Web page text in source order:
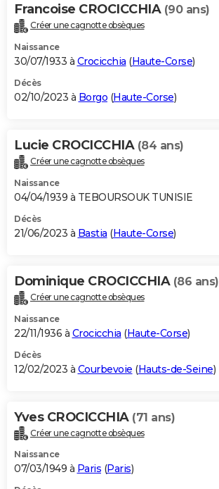
Carte de Noël
Carte Bonne année
Carte Saint-Valentin
Carte Pâques
Carte d'anniversaire
DICTIONNAIRE
Dictionnaire
Biographies
Citations
Expressions
Proverbes
PROGRAMME TV
S'inscrire
Se connecter
Lycées
Collèges
Primaires
Universités
Entreprises
Service militaire
Avis de recherche
AVIS DE DÉCÈS
Bricolage
Lifestyle
Culture
Sport
Auto
Television
Voyage
Cinema
Francoise CROCICCHIA (90 ans)
Créer une cagnotte obsèques
Naissance
30/07/1933 à Crocicchia (Haute-Corse)
Décès
02/10/2023 à Borgo (Haute-Corse)
Lucie CROCICCHIA (84 ans)
Créer une cagnotte obsèques
Naissance
04/04/1939 à TEBOURSOUK TUNISIE
Décès
21/06/2023 à Bastia (Haute-Corse)
Dominique CROCICCHIA (86 ans)
Créer une cagnotte obsèques
Naissance
22/11/1936 à Crocicchia (Haute-Corse)
Décès
12/02/2023 à Courbevoie (Hauts-de-Seine)
Yves CROCICCHIA (71 ans)
Créer une cagnotte obsèques
Naissance
07/03/1949 à Paris (Paris)